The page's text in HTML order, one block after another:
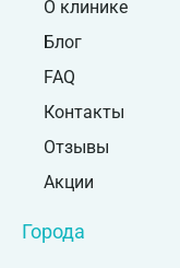
О клинике
Блог
FAQ
Контакты
Отзывы
Акции
Города